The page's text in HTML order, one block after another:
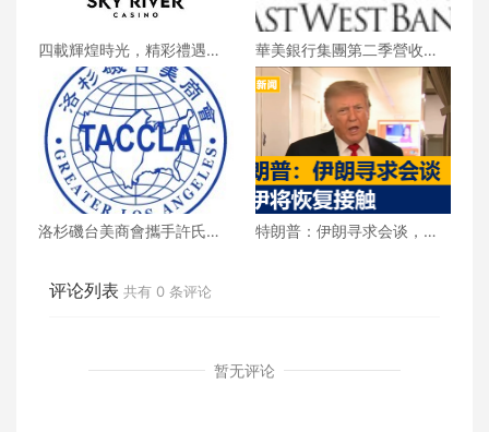
四載輝煌時光，精彩禮遇歡
慶一整月
華美銀行集團第二季營收創
新高 每股收益年增18%
洛杉磯台美商會攜手許氏參
特朗普：伊朗寻求会谈，美
评论列表 共有 0 条评论
暂无评论